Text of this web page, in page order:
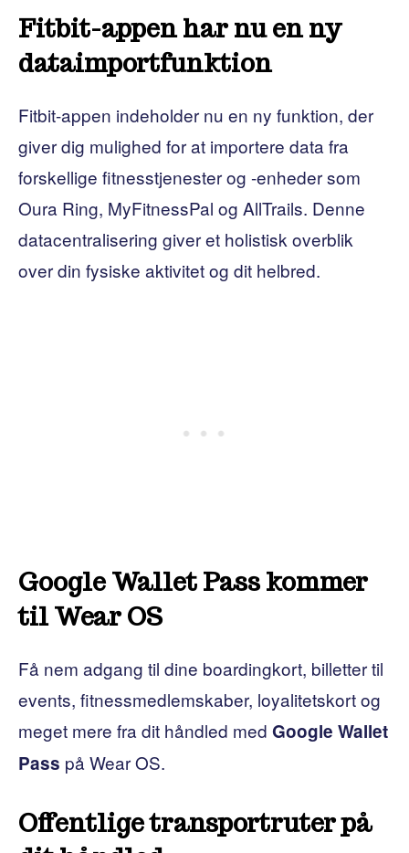
Fitbit-appen har nu en ny
dataimportfunktion
Fitbit-appen indeholder nu en ny funktion, der
giver dig mulighed for at importere data fra
forskellige fitnesstjenester og -enheder som
Oura Ring, MyFitnessPal og AllTrails. Denne
datacentralisering giver et holistisk overblik
over din fysiske aktivitet og dit helbred.
Google Wallet Pass kommer
til Wear OS
Få nem adgang til dine boardingkort, billetter til
events, fitnessmedlemskaber, loyalitetskort og
meget mere fra dit håndled med Google Wallet
Pass på Wear OS.
Offentlige transportruter på